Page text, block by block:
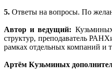
5. Ответы на вопросы. По
Автор и ведущий:
структур, преподаватель
рамках отдельных компаний и
Артём Кузьминых